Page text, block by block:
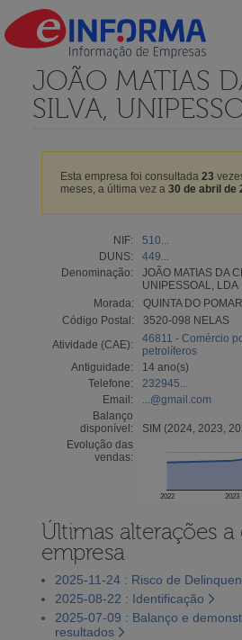
JOÃO MATIAS
SILVA,
Esta empresa foi consultada 23
meses, a última vez a 30 de abril de
NIF:
510...
DUNS:
449...
Denominação:
JOÃO MATIAS DA
UNIPESSOAL, LDA
Morada:
QUINTA DO
Código Postal:
3520-098 NELAS
Atividade (CAE):
46811 - Comércio
petrolíferos
Antiguidade:
14 ano(s)
Telefone:
232945...
Email:
...@gmail.com
Balanço
disponível:
SIM (2024, 2023,
Evolução das
vendas:
2022 2023
Últimas alterações a
empresa
2025-11-24 : Risco de
2025-08-22 : Identificação
2025-07-09 : Balanço e
resultados